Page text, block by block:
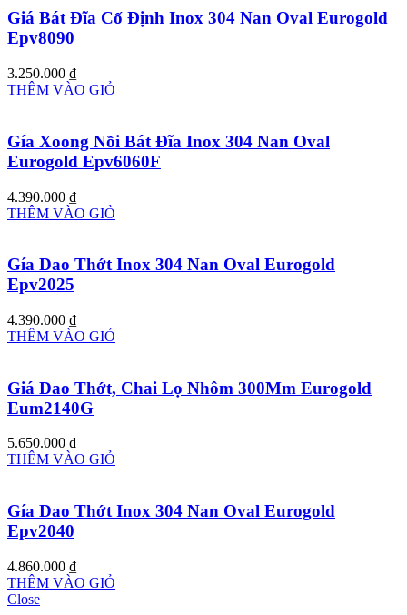
Giá Bát Đĩa Cố Định Inox 304 Nan Oval Eurogold
Epv8090
3.250.000 ₫
THÊM VÀO GIỎ
Gía Xoong Nồi Bát Đĩa Inox 304 Nan Oval
Eurogold Epv6060F
4.390.000 ₫
THÊM VÀO GIỎ
Gía Dao Thớt Inox 304 Nan Oval Eurogold
Epv2025
4.390.000 ₫
THÊM VÀO GIỎ
Giá Dao Thớt, Chai Lọ Nhôm 300Mm Eurogold
Eum2140G
5.650.000 ₫
THÊM VÀO GIỎ
Gía Dao Thớt Inox 304 Nan Oval Eurogold
Epv2040
4.860.000 ₫
THÊM VÀO GIỎ
Close